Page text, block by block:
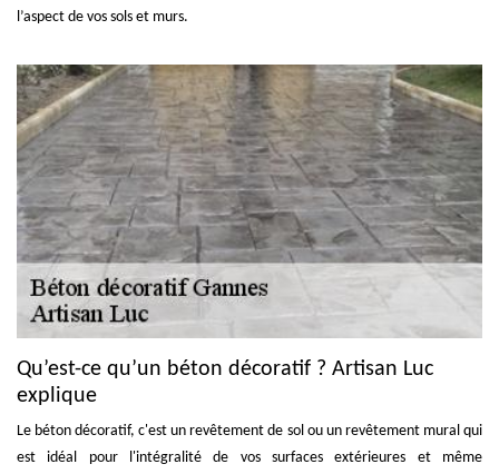
l’aspect de vos sols et murs.
Qu’est-ce qu’un béton décoratif ? Artisan Luc
explique
Le béton décoratif, c'est un revêtement de sol ou un revêtement mural qui
est idéal pour l'intégralité de vos surfaces extérieures et même